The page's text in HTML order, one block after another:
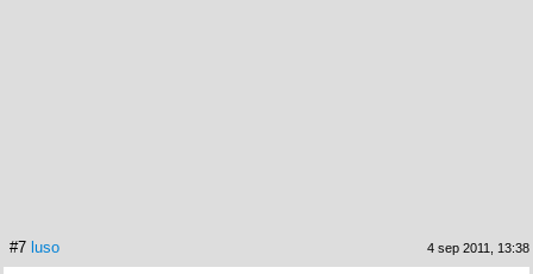
#7 luso 4 sep 2011, 13:38